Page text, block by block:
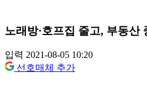
노래방·호프집 줄고, 부동산
입력 2021-08-05 10:20
선호매체 추가